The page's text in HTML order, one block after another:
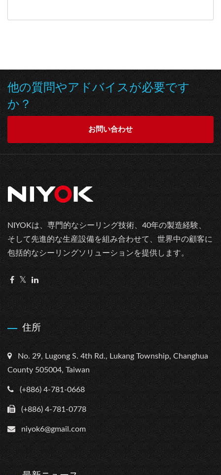
他の質問やアドバイスが必要です
か？
お問い合わせ
NIYOKは、専門的なシーリング技術、40年の製造経験、
そして先進的な生産設備を組み合わせて、世界中の顧客に
包括的なシーリングソリューションを提供します。
住所
No. 29, Lugong S. 4th Rd., Lukang Township, Changhua
County 505004, Taiwan
(+886) 4-781-0668
(+886) 4-781-0778
niyok6@gmail.com